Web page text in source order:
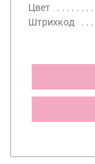
Цвет
Штрихкод